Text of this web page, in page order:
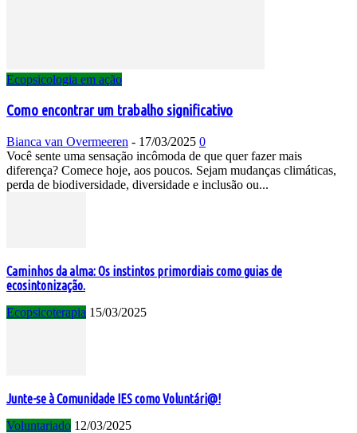
Ecopsicologia em ação
Como encontrar um trabalho significativo
Bianca van Overmeeren - 17/03/2025 0
Você sente uma sensação incômoda de que quer fazer mais
diferença? Comece hoje, aos poucos. Sejam mudanças climáticas,
perda de biodiversidade, diversidade e inclusão ou...
Caminhos da alma: Os instintos primordiais como guias de
ecosintonização.
Ecopsicoterapia 15/03/2025
Junte-se à Comunidade IES como Voluntári@!
Voluntariado 12/03/2025